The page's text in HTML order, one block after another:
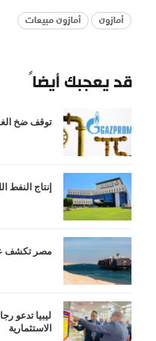
أمازون أمازون مبيعات
قد يعجبك أيضاً
توقف ضخ
إنتاج النفط
مصر تكشف
ليبيا تدعو
الاستثمارية